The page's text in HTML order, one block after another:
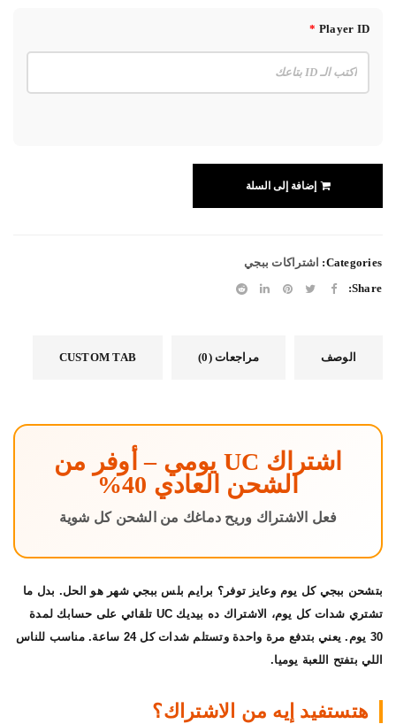
Player ID
*
إضافة إلى السلة
Categories:
اشتراكات ببجي
Share:
الوصف مراجعات (0) CUSTOM TAB
اشتراك UC يومي – أوفر من
الشحن العادي 40%
فعل الاشتراك وريح دماغك من الشحن كل شوية
بتشحن ببجي كل يوم وعايز توفر؟ برايم بلس ببجي شهر هو الحل. بدل ما
تشتري شدات كل يوم، الاشتراك ده بيديك UC تلقائي على حسابك لمدة
30 يوم. يعني بتدفع مرة واحدة وتستلم شدات كل 24 ساعة. مناسب للناس
اللي بتفتح اللعبة يوميا.
هتستفيد إيه من الاشتراك؟